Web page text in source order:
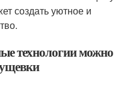
создать уютное и
технологии можно